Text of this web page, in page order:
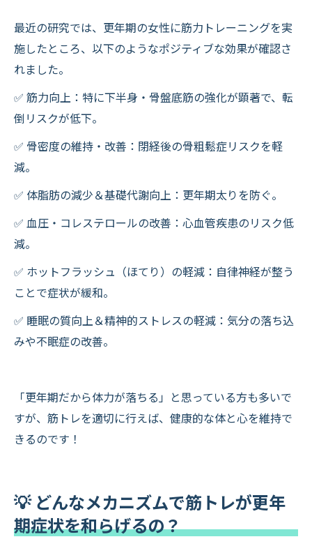
最近の研究では、更年期の女性に筋力トレーニングを実
施したところ、以下のようなポジティブな効果が確認さ
れました。
✅ 筋力向上：特に下半身・骨盤底筋の強化が顕著で、転
倒リスクが低下。
✅ 骨密度の維持・改善：閉経後の骨粗鬆症リスクを軽
減。
✅ 体脂肪の減少＆基礎代謝向上：更年期太りを防ぐ。
✅ 血圧・コレステロールの改善：心血管疾患のリスク低
減。
✅ ホットフラッシュ（ほてり）の軽減：自律神経が整う
ことで症状が緩和。
✅ 睡眠の質向上＆精神的ストレスの軽減：気分の落ち込
みや不眠症の改善。
「更年期だから体力が落ちる」と思っている方も多いで
すが、筋トレを適切に行えば、健康的な体と心を維持で
きるのです！
💡 どんなメカニズムで筋トレが更年
期症状を和らげるの？